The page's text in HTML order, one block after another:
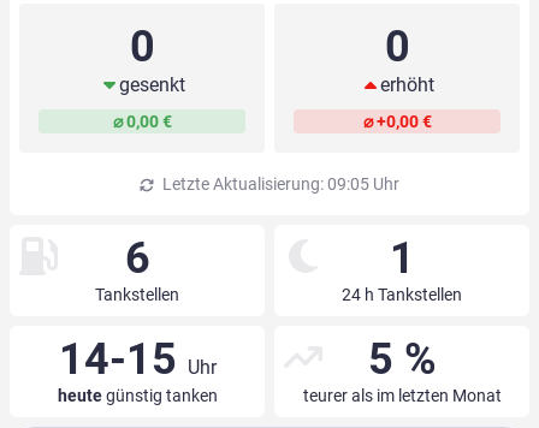
0
gesenkt
⌀ 0,00 €
0
erhöht
⌀ +0,00 €
Letzte Aktualisierung: 09:05 Uhr
6
Tankstellen
1
24 h Tankstellen
14-15 Uhr
heutegünstig tanken
5 %
teurer als im letzten Monat